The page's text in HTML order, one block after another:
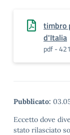
timbro
d'Italia
pdf -
Pubblicato:
Eccetto dove
stato rilasciato